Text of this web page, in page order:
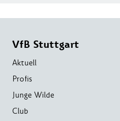
VfB Stuttgart
Aktuell
Profis
Junge Wilde
Club